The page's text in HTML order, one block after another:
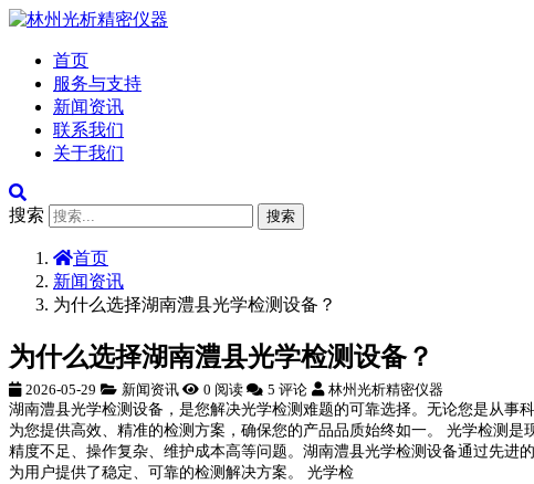
首页
服务与支持
新闻资讯
联系我们
关于我们
搜索 搜索
首页
新闻资讯
为什么选择湖南澧县光学检测设备？
为什么选择湖南澧县光学检测设备？
2026-05-29 新闻资讯 0 阅读 5 评论 林州光析精密仪器
湖南澧县光学检测设备，是您解决光学检测难题的可靠选择。无论您是从事
为您提供高效、精准的检测方案，确保您的产品品质始终如一。 光学检测
精度不足、操作复杂、维护成本高等问题。湖南澧县光学检测设备通过先进
为用户提供了稳定、可靠的检测解决方案。 光学检